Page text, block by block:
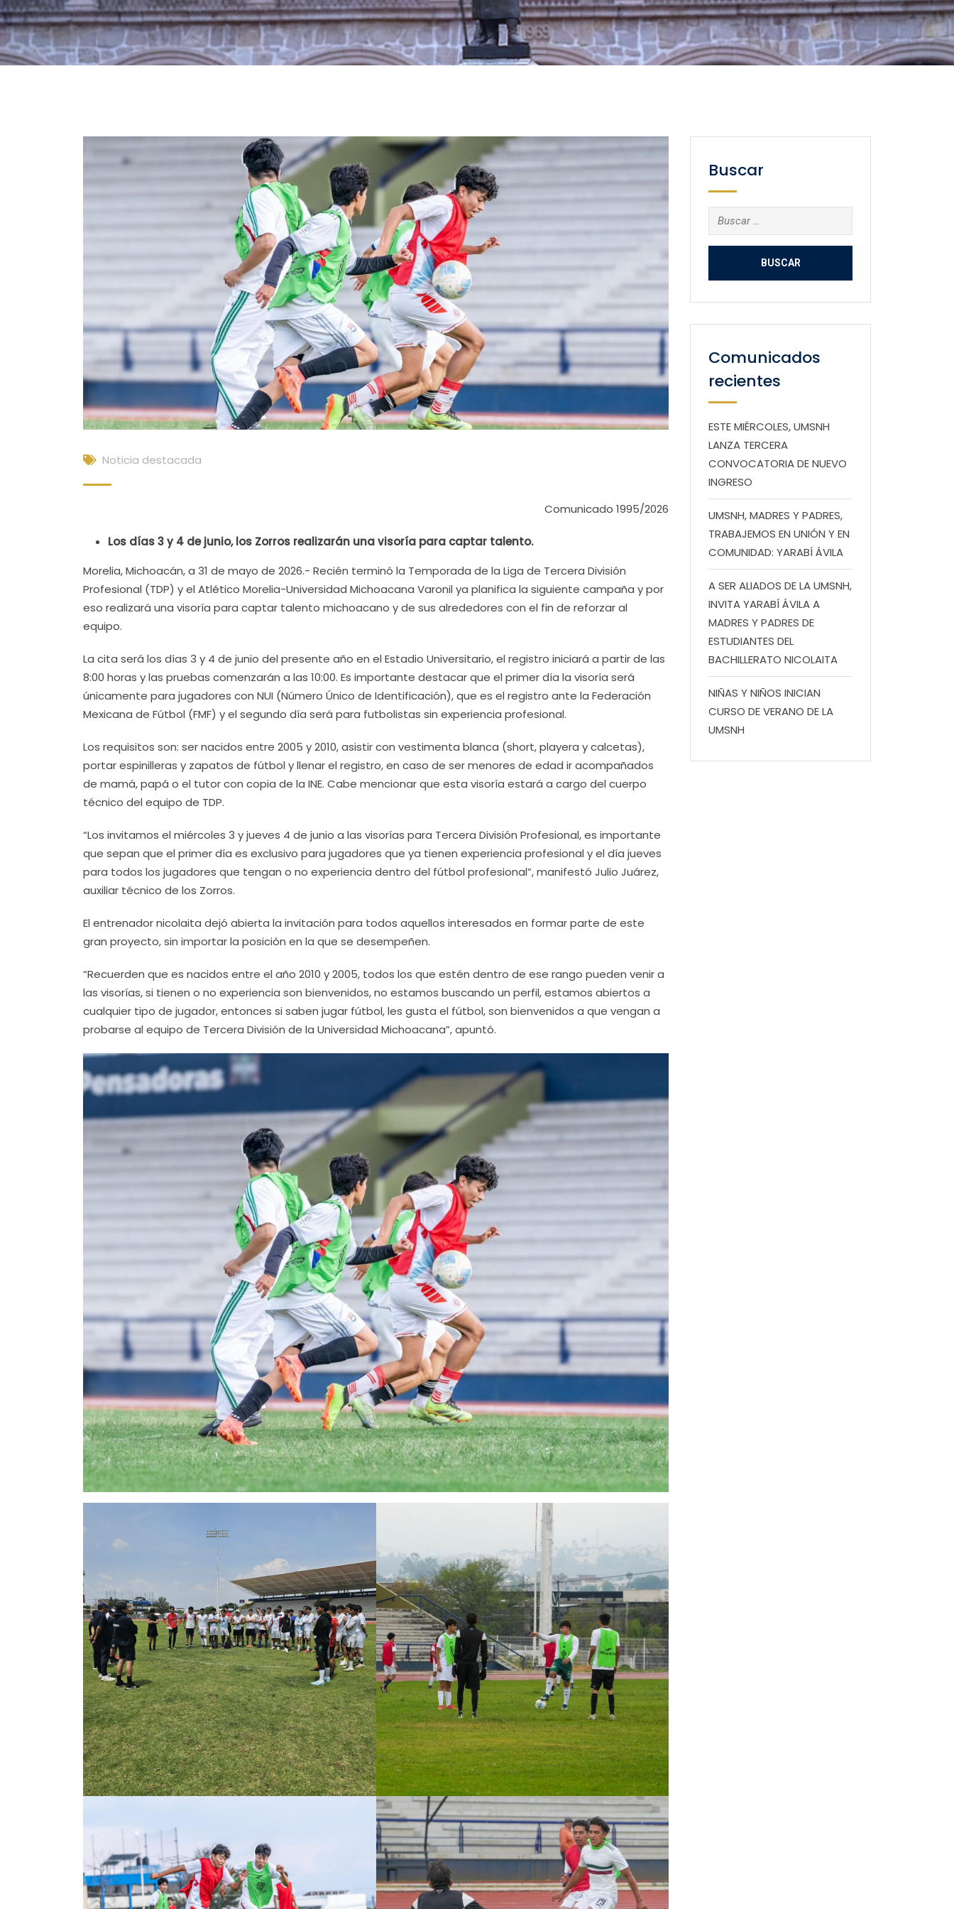
Noticia destacada
Comunicado 1995/2026
Los días 3 y 4 de junio, los Zorros realizarán una visoría para captar talento.
Morelia, Michoacán, a 31 de mayo de 2026.- Recién terminó la Temporada de la Liga de Tercera División
Profesional (TDP) y el Atlético Morelia-Universidad Michoacana Varonil ya planifica la siguiente campaña y por
eso realizará una visoría para captar talento michoacano y de sus alrededores con el fin de reforzar al
equipo.
La cita será los días 3 y 4 de junio del presente año en el Estadio Universitario, el registro iniciará a partir de las
8:00 horas y las pruebas comenzarán a las 10:00. Es importante destacar que el primer día la visoría será
únicamente para jugadores con NUI (Número Único de Identificación), que es el registro ante la Federación
Mexicana de Fútbol (FMF) y el segundo día será para futbolistas sin experiencia profesional.
Los requisitos son: ser nacidos entre 2005 y 2010, asistir con vestimenta blanca (short, playera y calcetas),
portar espinilleras y zapatos de fútbol y llenar el registro, en caso de ser menores de edad ir acompañados
de mamá, papá o el tutor con copia de la INE. Cabe mencionar que esta visoría estará a cargo del cuerpo
técnico del equipo de TDP.
“Los invitamos el miércoles 3 y jueves 4 de junio a las visorías para Tercera División Profesional, es importante
que sepan que el primer día es exclusivo para jugadores que ya tienen experiencia profesional y el día jueves
para todos los jugadores que tengan o no experiencia dentro del fútbol profesional”, manifestó Julio Juárez,
auxiliar técnico de los Zorros.
El entrenador nicolaita dejó abierta la invitación para todos aquellos interesados en formar parte de este
gran proyecto, sin importar la posición en la que se desempeñen.
“Recuerden que es nacidos entre el año 2010 y 2005, todos los que estén dentro de ese rango pueden venir a
las visorías, si tienen o no experiencia son bienvenidos, no estamos buscando un perfil, estamos abiertos a
cualquier tipo de jugador, entonces si saben jugar fútbol, les gusta el fútbol, son bienvenidos a que vengan a
probarse al equipo de Tercera División de la Universidad Michoacana”, apuntó.
Buscar
Buscar:
Comunicados
recientes
ESTE MIÉRCOLES, UMSNH
LANZA TERCERA
CONVOCATORIA DE NUEVO
INGRESO
UMSNH, MADRES Y PADRES,
TRABAJEMOS EN UNIÓN Y EN
COMUNIDAD: YARABÍ ÁVILA
A SER ALIADOS DE LA UMSNH,
INVITA YARABÍ ÁVILA A
MADRES Y PADRES DE
ESTUDIANTES DEL
BACHILLERATO NICOLAITA
NIÑAS Y NIÑOS INICIAN
CURSO DE VERANO DE LA
UMSNH